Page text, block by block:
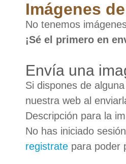
Imágenes
No tenemos
¡Sé el primero en
Envía una
Si dispones de
nuestra web al
Descripción para la
No has iniciado
registrate para poder